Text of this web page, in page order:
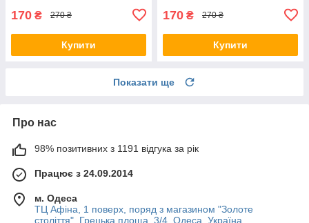
170 ₴ 270 ₴
Купити
170 ₴ 270 ₴
Купити
Показати ще
Про нас
98% позитивних з 1191 відгука за рік
Працює з 24.09.2014
м. Одеса
ТЦ Афіна, 1 поверх, поряд з магазином "Золоте
століття", Грецька площа, 3/4, Одеса, Україна